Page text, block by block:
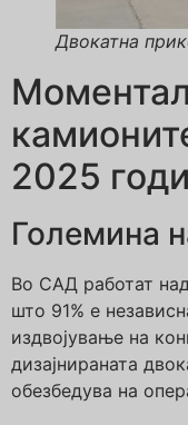
Двокатна
2025
Големина
Во САД работат
што 91% е
издвојување на
дизајнираната
обезбедува на